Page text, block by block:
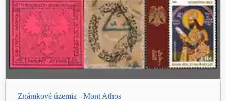
Známkové územia - Mont Athos